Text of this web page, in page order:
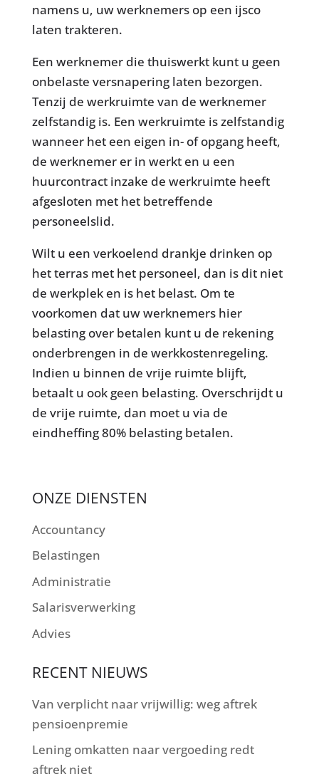
namens u, uw werknemers op een ijsco
laten trakteren.
Een werknemer die thuiswerkt kunt u geen
onbelaste versnapering laten bezorgen.
Tenzij de werkruimte van de werknemer
zelfstandig is. Een werkruimte is zelfstandig
wanneer het een eigen in- of opgang heeft,
de werknemer er in werkt en u een
huurcontract inzake de werkruimte heeft
afgesloten met het betreffende
personeelslid.
Wilt u een verkoelend drankje drinken op
het terras met het personeel, dan is dit niet
de werkplek en is het belast. Om te
voorkomen dat uw werknemers hier
belasting over betalen kunt u de rekening
onderbrengen in de werkkostenregeling.
Indien u binnen de vrije ruimte blijft,
betaalt u ook geen belasting. Overschrijdt u
de vrije ruimte, dan moet u via de
eindheffing 80% belasting betalen.
ONZE DIENSTEN
Accountancy
Belastingen
Administratie
Salarisverwerking
Advies
RECENT NIEUWS
Van verplicht naar vrijwillig: weg aftrek
pensioenpremie
Lening omkatten naar vergoeding redt
aftrek niet